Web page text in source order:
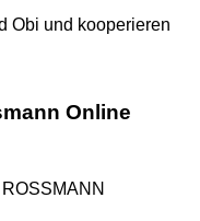
Obi und kooperieren
Online